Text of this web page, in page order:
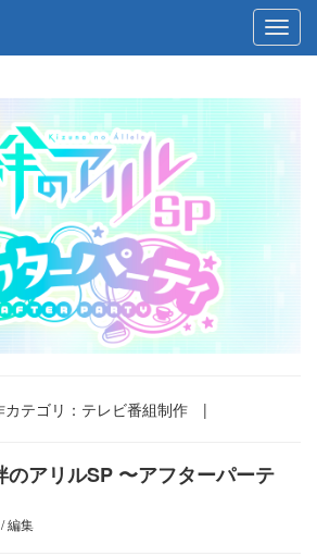
テゴリ： テレビ番組制作 |
のアリルSP 〜アフターパーテ
編集